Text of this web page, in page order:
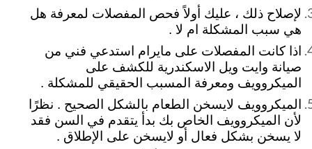
لإصلاح ذلك ، عليك أولاً فحص المفصلات لمعرفة هل
هي سبب المشكلة ام لا .
اذا كانت المفصلات على مايرام استدعي فني من
صيانة وايت ويل الاسكندرية للكشف على
الميكروويف ومعرفة المسبب الحقيقي للمشكلة .
الميكروويف لايسخن الطعام بالشكل الصحيح . نظرًا
لأن الميكروويف الخاص بك بدأ يتقدم في السن فقد
لا يسخن بشكل فعال أو لايسخن على الإطلاق .